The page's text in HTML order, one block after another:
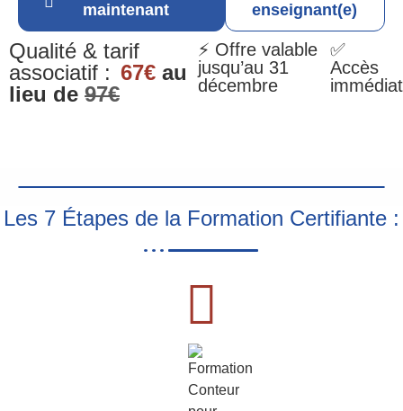
maintenant
enseignant(e)
Qualité & tarif
associatif : 67€ au
lieu de 97€
⚡ Offre valable
jusqu’au 31
décembre
✅
Accès
immédiat
Les 7 Étapes de la Formation Certifiante :